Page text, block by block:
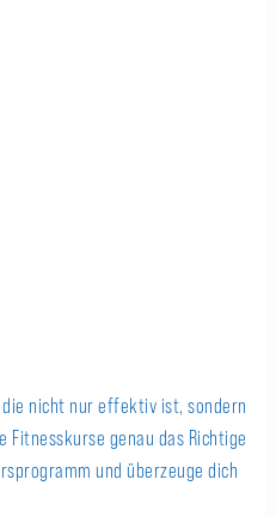
die nicht nur effektiv ist, sondern
Fitnesskurse genau das Richtige
und überzeuge dich